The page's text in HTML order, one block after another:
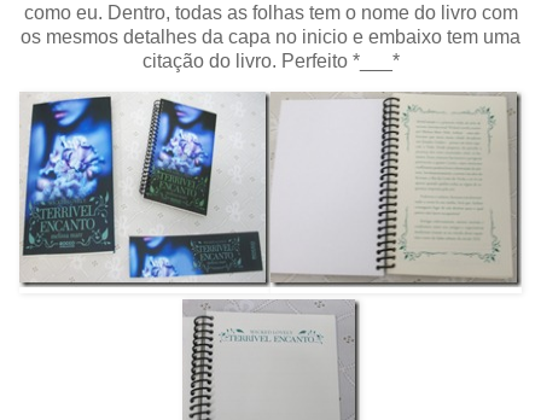
como eu. Dentro, todas as folhas tem o nome do livro com
os mesmos detalhes da capa no inicio e embaixo tem uma
citação do livro. Perfeito *___*